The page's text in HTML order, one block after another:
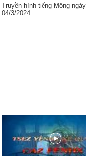
Truyền hình tiếng Mông ngày
04/3/2024